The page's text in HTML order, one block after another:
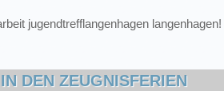
jugendtrefflangenhagen langenhagen!
DEN ZEUGNISFERIEN